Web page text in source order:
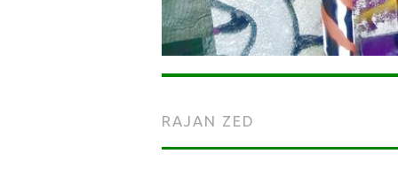
RAJAN ZED